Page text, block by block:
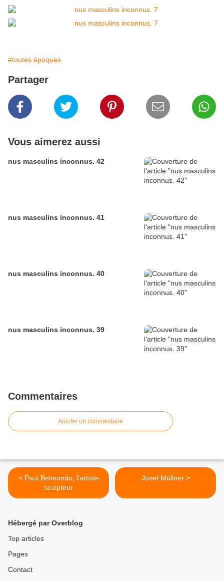
#toutes époques
Partager
Vous aimerez aussi
nus masculins inconnus. 42
nus masculins inconnus. 41
nus masculins inconnus. 40
nus masculins inconnus. 39
Commentaires
Ajouter un commentaire
< Paul Belmondo, l'artiste
sculpteur
Josef Müllner >
Hébergé par Overblog
Top articles
Pages
Contact